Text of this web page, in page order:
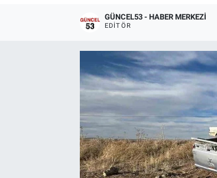
GÜNCEL53 - HABER MERKEZI
EDITÖR